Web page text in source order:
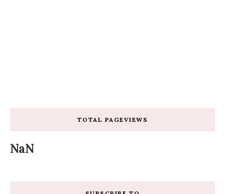
TOTAL PAGEVIEWS
NaN